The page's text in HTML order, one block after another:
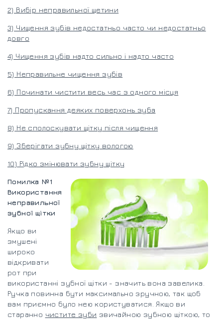
2) Вибір неправильної щетини
3) Чищення зубів недостатньо часто чи недостатньо
довго
4) Чищення зубів надто сильно і надто часто
5) Неправильне чищення зубів
6) Починати чистити весь час з одного місця
7) Пропускання деяких поверхонь зуба
8) Не сполоскувати щітку після чищення
9) Зберігати зубну щітку вологою
10) Рідко змінювати зубну щітку
Помилка №1
Використання
неправильної
зубної щітки
Якщо ви
змушені
широко
відкривати
рот при
використанні зубної щітки - значить вона завелика.
Ручка повинна бути максимально зручною, так щоб
вам приємно було нею користуватися. Якщо ви
старанно чистите зуби звичайною зубною щіткою, то